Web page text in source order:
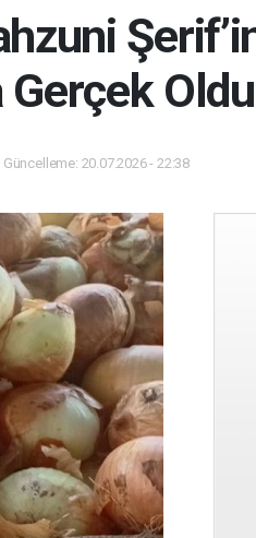
Gerçek
20.07.2026 - 22:38